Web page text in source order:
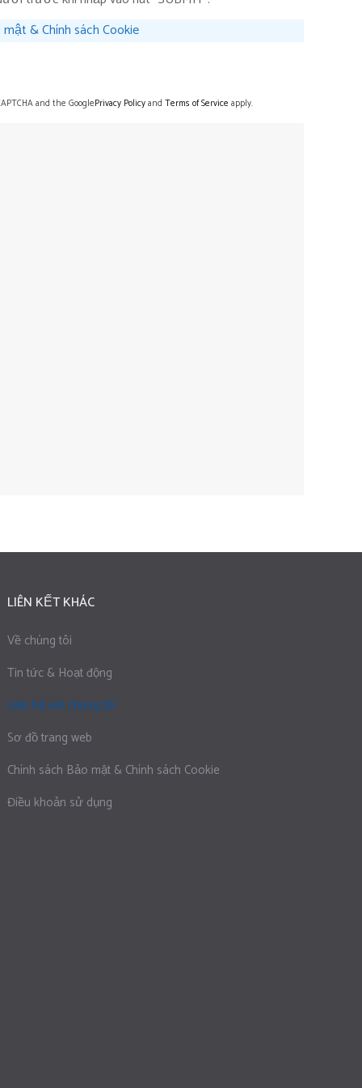
& Chính sách Cookie
and the GooglePrivacy Policyand Terms of Service apply.
LIÊN KẾT KHÁC
Về chúng tôi
Tin tức & Hoạt động
Liên hệ với chúng tôi
Sơ đồ trang web
Chính sách Bảo mật & Chính sách Cookie
Điều khoản sử dụng